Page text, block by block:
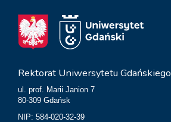
Rektorat Uniwersytetu Gdańskiego
ul. prof. Marii Janion 7
80-309 Gdańsk
NIP: 584-020-32-39